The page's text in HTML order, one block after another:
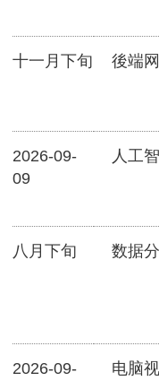
十一月下旬 後端
2026-09-
09
人工
八月下旬 数据
2026-09-
电脑